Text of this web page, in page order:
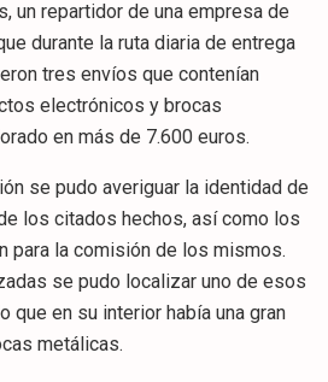
un repartidor de una empresa de
durante la ruta diaria de entrega
tres envíos que contenían
electrónicos y brocas
en más de 7.600 euros.
se pudo averiguar la identidad de
los citados hechos, así como los
para la comisión de los mismos.
se pudo localizar uno de esos
que en su interior había una gran
metálicas.